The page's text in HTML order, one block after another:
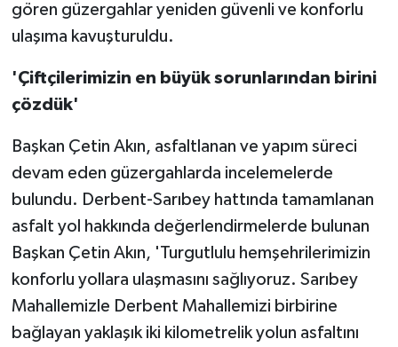
gören güzergahlar yeniden güvenli ve konforlu
ulaşıma kavuşturuldu.
'Çiftçilerimizin en büyük sorunlarından birini
çözdük'
Başkan Çetin Akın, asfaltlanan ve yapım süreci
devam eden güzergahlarda incelemelerde
bulundu. Derbent-Sarıbey hattında tamamlanan
asfalt yol hakkında değerlendirmelerde bulunan
Başkan Çetin Akın, 'Turgutlulu hemşehrilerimizin
konforlu yollara ulaşmasını sağlıyoruz. Sarıbey
Mahallemizle Derbent Mahallemizi birbirine
bağlayan yaklaşık iki kilometrelik yolun asfaltını